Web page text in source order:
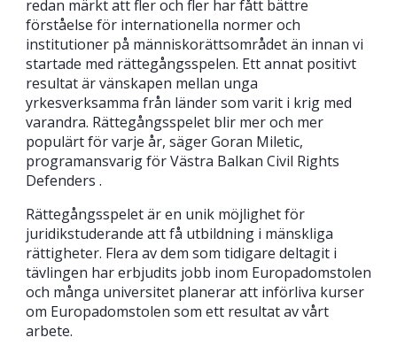
redan märkt att fler och fler har fått bättre
förståelse för internationella normer och
institutioner på människorättsområdet än innan vi
startade med rättegångsspelen. Ett annat positivt
resultat är vänskapen mellan unga
yrkesverksamma från länder som varit i krig med
varandra. Rättegångsspelet blir mer och mer
populärt för varje år, säger Goran Miletic,
programansvarig för Västra Balkan Civil Rights
Defenders .
Rättegångsspelet är en unik möjlighet för
juridikstuderande att få utbildning i mänskliga
rättigheter. Flera av dem som tidigare deltagit i
tävlingen har erbjudits jobb inom Europadomstolen
och många universitet planerar att införliva kurser
om Europadomstolen som ett resultat av vårt
arbete.